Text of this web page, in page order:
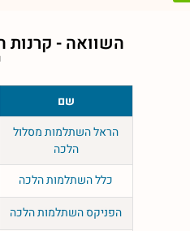
השוואה -
שם
הראל השתלמות מסלול
הלכה
כלל השתלמות הלכה
הפניקס השתלמות הלכה